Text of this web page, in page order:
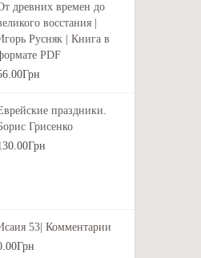
древних времен до
восстания |
Русняк | Книга в
PDF
праздники.
Грисенко
53| Комментарии